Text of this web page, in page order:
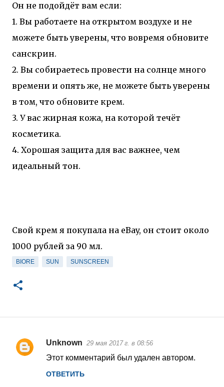
Он не подойдёт вам если:
1. Вы работаете на открытом воздухе и не
можете быть уверены, что вовремя обновите
санскрин.
2. Вы собираетесь провести на солнце много
времени и опять же, не можете быть уверены
в том, что обновите крем.
3. У вас жирная кожа, на которой течёт
косметика.
4. Хорошая защита для вас важнее, чем
идеальный тон.
Свой крем я покупала на eBay, он стоит около
1000 рублей за 90 мл.
BIORE SUN SUNSCREEN
К
Unknown 29 мая 2017 г. в 08:56
Этот комментарий был удален автором.
ОТВЕТИТЬ